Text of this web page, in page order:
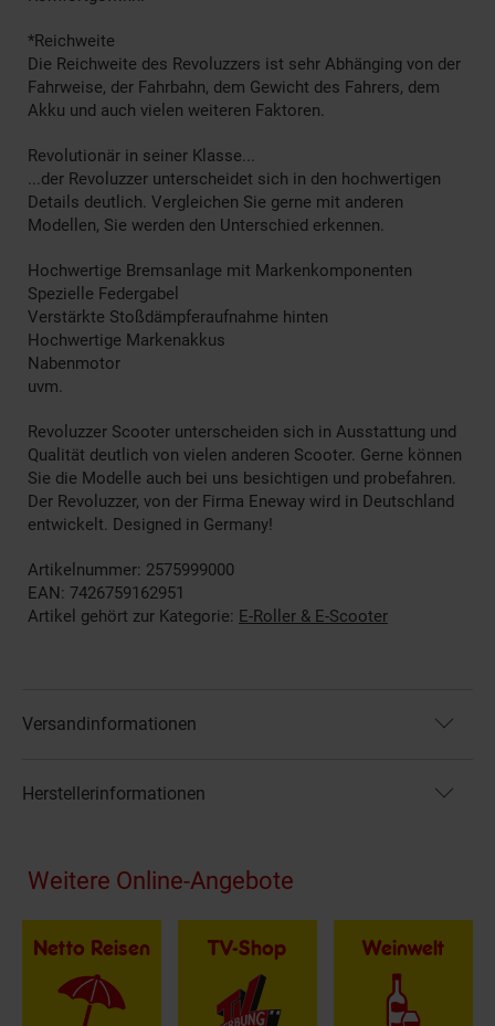
*Reichweite
Die Reichweite des Revoluzzers ist sehr Abhänging von der
Fahrweise, der Fahrbahn, dem Gewicht des Fahrers, dem
Akku und auch vielen weiteren Faktoren.
Revolutionär in seiner Klasse...
...der Revoluzzer unterscheidet sich in den hochwertigen
Details deutlich. Vergleichen Sie gerne mit anderen
Modellen, Sie werden den Unterschied erkennen.
Hochwertige Bremsanlage mit Markenkomponenten
Spezielle Federgabel
Verstärkte Stoßdämpferaufnahme hinten
Hochwertige Markenakkus
Nabenmotor
uvm.
Revoluzzer Scooter unterscheiden sich in Ausstattung und
Qualität deutlich von vielen anderen Scooter. Gerne können
Sie die Modelle auch bei uns besichtigen und probefahren.
Der Revoluzzer, von der Firma Eneway wird in Deutschland
entwickelt. Designed in Germany!
Artikelnummer: 2575999000
EAN: 7426759162951
Artikel gehört zur Kategorie: E-Roller & E-Scooter
Versandinformationen
Herstellerinformationen
Fußzeile
Weitere Online-Angebote
Netto Reisen TV-Shop Weinwelt